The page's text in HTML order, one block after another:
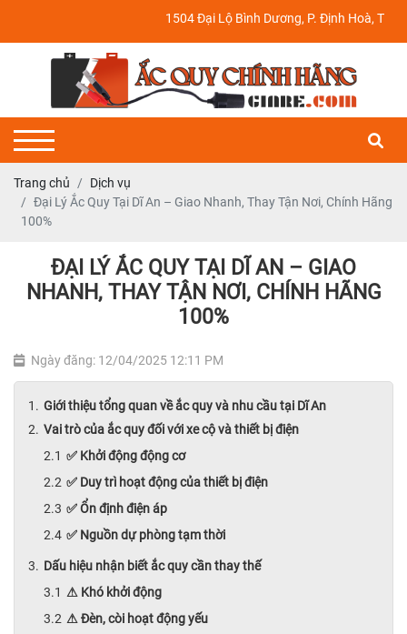
1504 Đại Lộ Bình Dương, P. Định Hoà, TP. Thủ Dầu
Trang chủ
Dịch vụ
Đại Lý Ắc Quy Tại Dĩ An – Giao Nhanh, Thay Tận Nơi, Chính Hãng
100%
ĐẠI LÝ ẮC QUY TẠI DĨ AN – GIAO
NHANH, THAY TẬN NƠI, CHÍNH HÃNG
100%
Ngày đăng: 12/04/2025 12:11 PM
Giới thiệu tổng quan về ắc quy và nhu cầu tại Dĩ An
Vai trò của ắc quy đối với xe cộ và thiết bị điện
✅ Khởi động động cơ
✅ Duy trì hoạt động của thiết bị điện
✅ Ổn định điện áp
✅ Nguồn dự phòng tạm thời
Dấu hiệu nhận biết ắc quy cần thay thế
⚠ Khó khởi động
⚠ Đèn, còi hoạt động yếu